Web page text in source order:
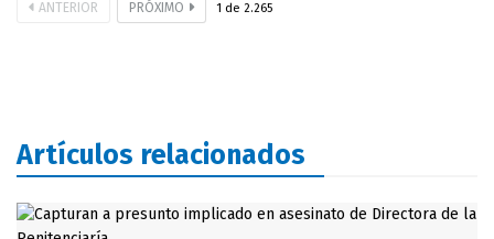
ANTERIOR PRÓXIMO 1 de 2.265
Artículos relacionados